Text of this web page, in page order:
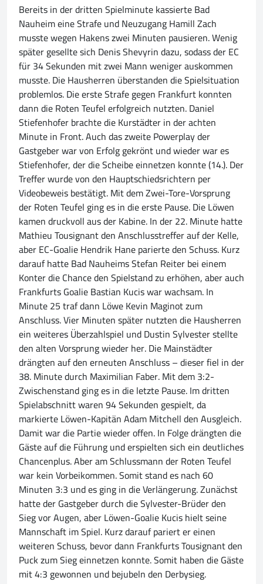
Bereits in der dritten Spielminute kassierte Bad
Nauheim eine Strafe und Neuzugang Hamill Zach
musste wegen Hakens zwei Minuten pausieren. Wenig
später gesellte sich Denis Shevyrin dazu, sodass der EC
für 34 Sekunden mit zwei Mann weniger auskommen
musste. Die Hausherren überstanden die Spielsituation
problemlos. Die erste Strafe gegen Frankfurt konnten
dann die Roten Teufel erfolgreich nutzten. Daniel
Stiefenhofer brachte die Kurstädter in der achten
Minute in Front. Auch das zweite Powerplay der
Gastgeber war von Erfolg gekrönt und wieder war es
Stiefenhofer, der die Scheibe einnetzen konnte (14.). Der
Treffer wurde von den Hauptschiedsrichtern per
Videobeweis bestätigt. Mit dem Zwei-Tore-Vorsprung
der Roten Teufel ging es in die erste Pause. Die Löwen
kamen druckvoll aus der Kabine. In der 22. Minute hatte
Mathieu Tousignant den Anschlusstreffer auf der Kelle,
aber EC-Goalie Hendrik Hane parierte den Schuss. Kurz
darauf hatte Bad Nauheims Stefan Reiter bei einem
Konter die Chance den Spielstand zu erhöhen, aber auch
Frankfurts Goalie Bastian Kucis war wachsam. In
Minute 25 traf dann Löwe Kevin Maginot zum
Anschluss. Vier Minuten später nutzten die Hausherren
ein weiteres Überzahlspiel und Dustin Sylvester stellte
den alten Vorsprung wieder her. Die Mainstädter
drängten auf den erneuten Anschluss – dieser fiel in der
38. Minute durch Maximilian Faber. Mit dem 3:2-
Zwischenstand ging es in die letzte Pause. Im dritten
Spielabschnitt waren 94 Sekunden gespielt, da
markierte Löwen-Kapitän Adam Mitchell den Ausgleich.
Damit war die Partie wieder offen. In Folge drängten die
Gäste auf die Führung und erspielten sich ein deutliches
Chancenplus. Aber am Schlussmann der Roten Teufel
war kein Vorbeikommen. Somit stand es nach 60
Minuten 3:3 und es ging in die Verlängerung. Zunächst
hatte der Gastgeber durch die Sylvester-Brüder den
Sieg vor Augen, aber Löwen-Goalie Kucis hielt seine
Mannschaft im Spiel. Kurz darauf pariert er einen
weiteren Schuss, bevor dann Frankfurts Tousignant den
Puck zum Sieg einnetzen konnte. Somit haben die Gäste
mit 4:3 gewonnen und bejubeln den Derbysieg.